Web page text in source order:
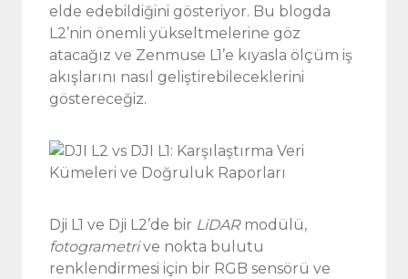
elde edebildiğini gösteriyor. Bu blogda
L2’nin önemli yükseltmelerine göz
atacağız ve Zenmuse L1’e kıyasla ölçüm iş
akışlarını nasıl geliştirebileceklerini
göstereceğiz.
Dji L1 ve Dji L2’de bir LiDARmodülü,
fotogrametrive nokta bulutu
renklendirmesi için bir RGB sensörü ve